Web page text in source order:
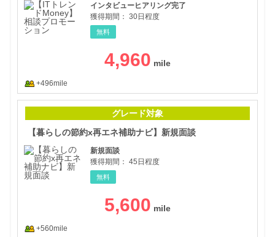
インタビューヒアリング完了
獲得期間： 30日程度
無料
4,960
+496mile
グレード対象
【暮らしの節約x再エネ補助ナビ】新規面談
新規面談
獲得期間： 45日程度
無料
5,600
+560mile